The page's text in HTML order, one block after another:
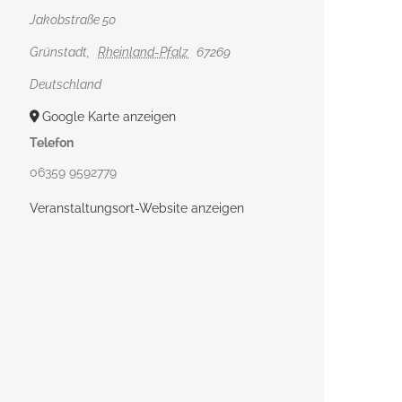
Jakobstraße 50
Grünstadt Rheinland-Pfalz 67269
Deutschland
Google Karte anzeigen
Telefon
06359 9592779
Veranstaltungsort-Website anzeigen